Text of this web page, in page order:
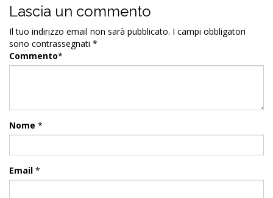
Lascia un commento
Il tuo indirizzo email non sarà pubblicato. I campi obbligatori
sono contrassegnati *
Commento*
Nome *
Email *